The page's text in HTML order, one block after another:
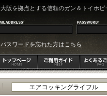
大阪を拠点とする信頼のガン＆トイホビ
パスワードを忘れた方はこちら